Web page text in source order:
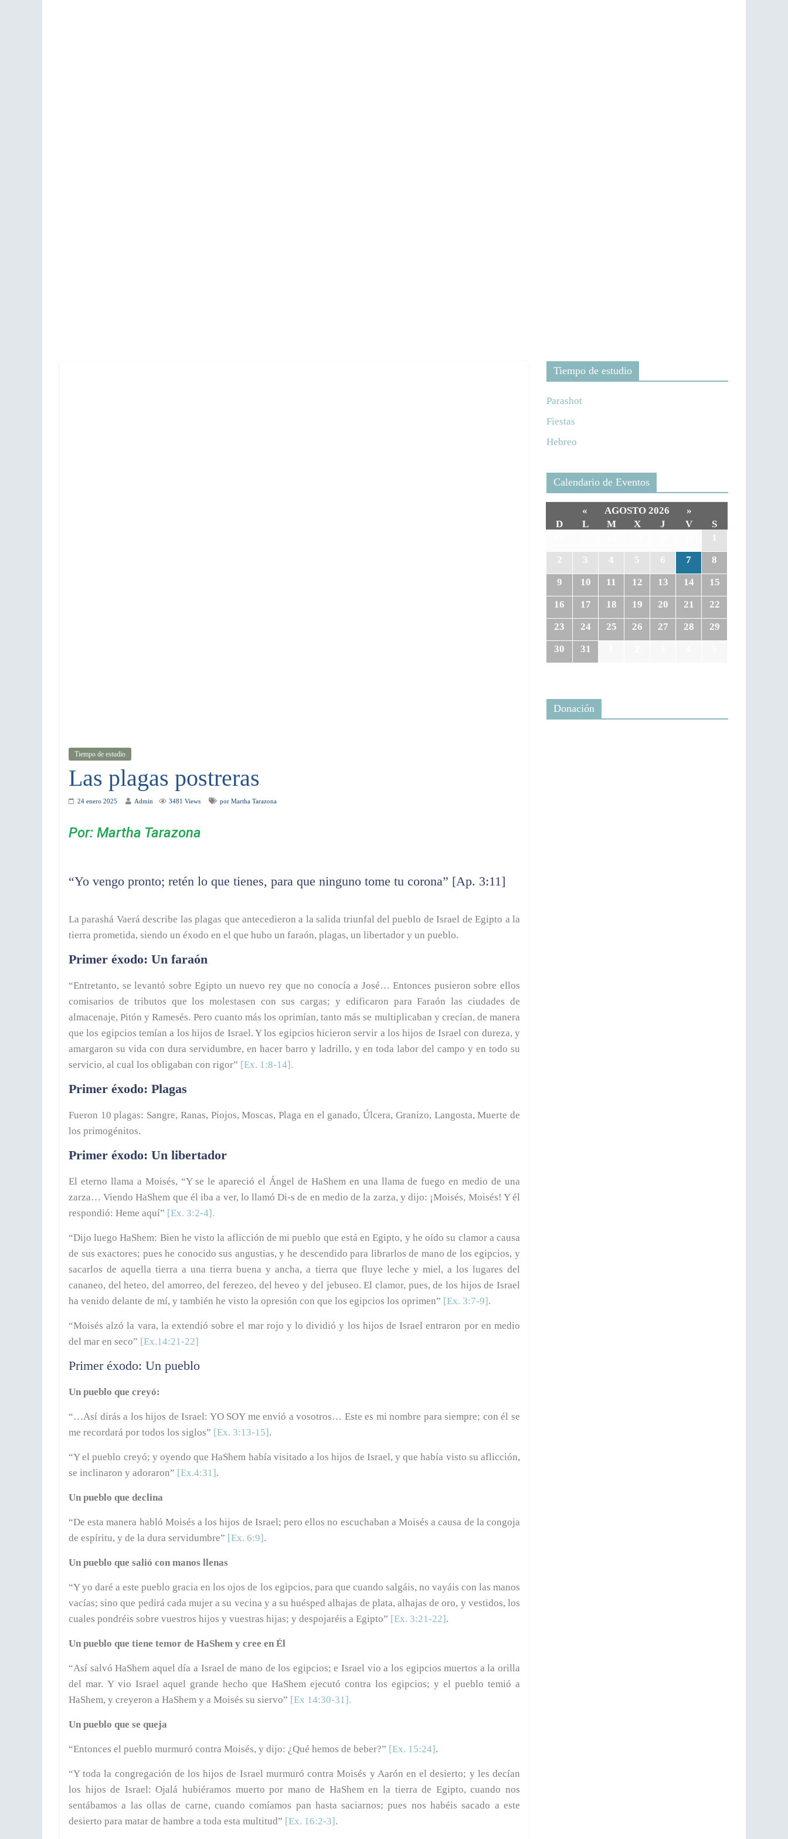
Tiempo de estudio
Las plagas postreras
24 enero 2025 Admin 3481 Views por Martha Tarazona
Por: Martha Tarazona
“Yo vengo pronto; retén lo que tienes, para que ninguno tome tu corona” [Ap. 3:11]
La parashá Vaerá describe las plagas que antecedieron a la salida triunfal del pueblo de Israel de Egipto a la
tierra prometida, siendo un éxodo en el que hubo un faraón, plagas, un libertador y un pueblo.
Primer éxodo: Un faraón
“Entretanto, se levantó sobre Egipto un nuevo rey que no conocía a José… Entonces pusieron sobre ellos
comisarios de tributos que los molestasen con sus cargas; y edificaron para Faraón las ciudades de
almacenaje, Pitón y Ramesés. Pero cuanto más los oprimían, tanto más se multiplicaban y crecían, de manera
que los egipcios temían a los hijos de Israel. Y los egipcios hicieron servir a los hijos de Israel con dureza, y
amargaron su vida con dura servidumbre, en hacer barro y ladrillo, y en toda labor del campo y en todo su
servicio, al cual los obligaban con rigor” [Ex. 1:8-14].
Primer éxodo: Plagas
Fueron 10 plagas: Sangre, Ranas, Piojos, Moscas, Plaga en el ganado, Úlcera, Granizo, Langosta, Muerte de
los primogénitos.
Primer éxodo: Un libertador
El eterno llama a Moisés, “Y se le apareció el Ángel de HaShem en una llama de fuego en medio de una
zarza… Viendo HaShem que él iba a ver, lo llamó Di-s de en medio de la zarza, y dijo: ¡Moisés, Moisés! Y él
respondió: Heme aquí” [Ex. 3:2-4].
“Dijo luego HaShem: Bien he visto la aflicción de mi pueblo que está en Egipto, y he oído su clamor a causa
de sus exactores; pues he conocido sus angustias, y he descendido para librarlos de mano de los egipcios, y
sacarlos de aquella tierra a una tierra buena y ancha, a tierra que fluye leche y miel, a los lugares del
cananeo, del heteo, del amorreo, del ferezeo, del heveo y del jebuseo. El clamor, pues, de los hijos de Israel
ha venido delante de mí, y también he visto la opresión con que los egipcios los oprimen” [Ex. 3:7-9].
“Moisés alzó la vara, la extendió sobre el mar rojo y lo dividió y los hijos de Israel entraron por en medio
del mar en seco” [Ex.14:21-22]
Primer éxodo: Un pueblo
Un pueblo que creyó:
“…Así dirás a los hijos de Israel: YO SOY me envió a vosotros… Este es mi nombre para siempre; con él se
me recordará por todos los siglos” [Ex. 3:13-15].
“Y el pueblo creyó; y oyendo que HaShem había visitado a los hijos de Israel, y que había visto su aflicción,
se inclinaron y adoraron” [Ex.4:31].
Un pueblo que declina
“De esta manera habló Moisés a los hijos de Israel; pero ellos no escuchaban a Moisés a causa de la congoja
de espíritu, y de la dura servidumbre” [Ex. 6:9].
Un pueblo que salió con manos llenas
“Y yo daré a este pueblo gracia en los ojos de los egipcios, para que cuando salgáis, no vayáis con las manos
vacías; sino que pedirá cada mujer a su vecina y a su huésped alhajas de plata, alhajas de oro, y vestidos, los
cuales pondréis sobre vuestros hijos y vuestras hijas; y despojaréis a Egipto” [Ex. 3:21-22].
Un pueblo que tiene temor de HaShem y cree en Él
“Así salvó HaShem aquel día a Israel de mano de los egipcios; e Israel vio a los egipcios muertos a la orilla
del mar. Y vio Israel aquel grande hecho que HaShem ejecutó contra los egipcios; y el pueblo temió a
HaShem, y creyeron a HaShem y a Moisés su siervo” [Ex 14:30-31].
Un pueblo que se queja
“Entonces el pueblo murmuró contra Moisés, y dijo: ¿Qué hemos de beber?” [Ex. 15:24].
“Y toda la congregación de los hijos de Israel murmuró contra Moisés y Aarón en el desierto; y les decían
los hijos de Israel: Ojalá hubiéramos muerto por mano de HaShem en la tierra de Egipto, cuando nos
sentábamos a las ollas de carne, cuando comíamos pan hasta saciarnos; pues nos habéis sacado a este
desierto para matar de hambre a toda esta multitud” [Ex. 16:2-3].
Tiempo de estudio
Parashot
Fiestas
Hebreo
Calendario de Eventos
« AGOSTO 2026
»
D
L M X J V
S
1
2
3 4 5 6 7
8
9
10 11 12 13 14
15
16
17 18 19 20 21
22
23
24 25 26 27 28
29
30
31
Donación